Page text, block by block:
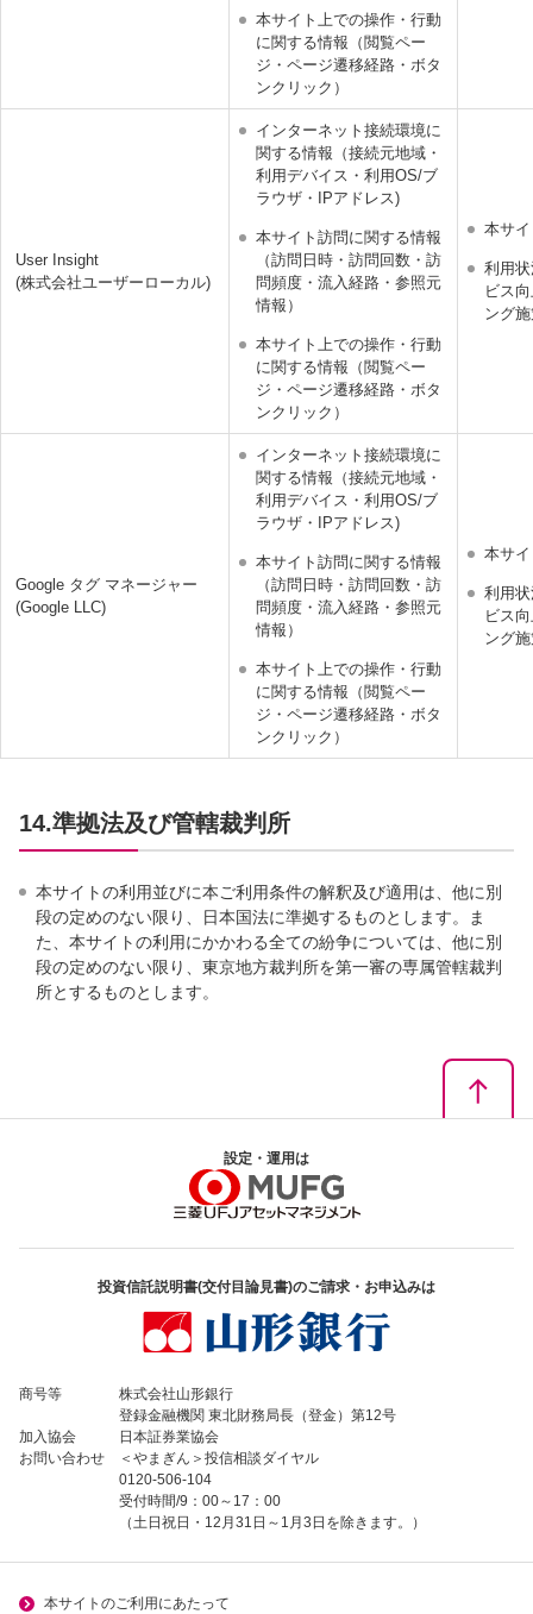
本サイト上での操作・行動
に関する情報（閲覧ペー
ジ・ページ遷移経路・ボタ
ンクリック）
User Insight
(株式会社ユーザーローカル)
インターネット接続環境に
関する情報（接続元地域・
利用デバイス・利用OS/ブ
ラウザ・IPアドレス)
本サイト訪問に関する情報
（訪問日時・訪問回数・訪
問頻度・流入経路・参照元
情報）
本サイト上での操作・行動
に関する情報（閲覧ペー
ジ・ページ遷移経路・ボタ
ンクリック）
本サ
利用
ビス
ング
Google タグ マネージャー
(Google LLC)
インターネット接続環境に
関する情報（接続元地域・
利用デバイス・利用OS/ブ
ラウザ・IPアドレス)
本サイト訪問に関する情報
（訪問日時・訪問回数・訪
問頻度・流入経路・参照元
情報）
本サイト上での操作・行動
に関する情報（閲覧ペー
ジ・ページ遷移経路・ボタ
ンクリック）
本サ
利用
ビス
ング
14.準拠法及び管轄裁判所
本サイトの利用並びに本ご利用条件の解釈及び適用は、他に別
段の定めのない限り、日本国法に準拠するものとします。ま
た、本サイトの利用にかかわる全ての紛争については、他に別
段の定めのない限り、東京地方裁判所を第一審の専属管轄裁判
所とするものとします。
設定・運用は
投資信託説明書(交付目論見書)のご請求・お申込みは
商号等
株式会社山形銀行
登録金融機関 東北財務局長（登金）第12号
加入協会
日本証券業協会
お問い合わせ
＜やまぎん＞投信相談ダイヤル
0120-506-104
受付時間/9：00～17：00
（土日祝日・12月31日～1月3日を除きます。）
本サイトのご利用にあたって